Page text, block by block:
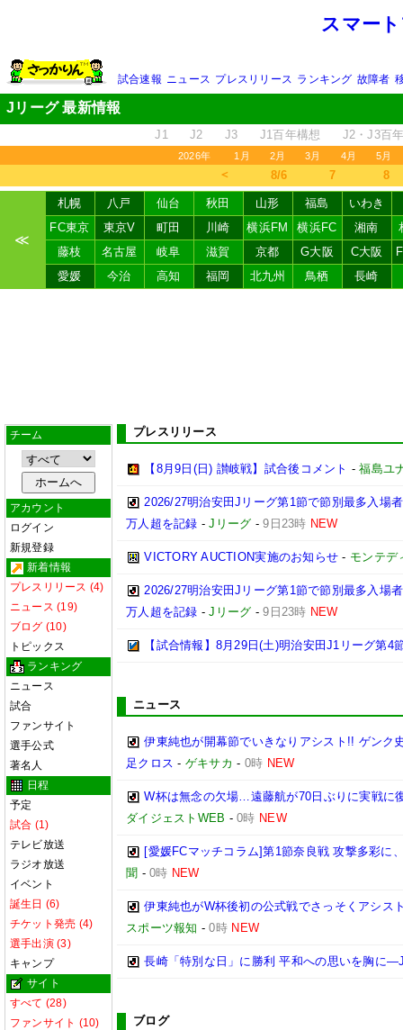
スマー
試合速報 ニュース プレスリリース ランキング 故障者
Jリーグ 最新情報
J1 J2 J3 J1百年構想 J2・J3百
2026年 1月 2月 3月 4月 5月
＜ 8/6 7 8
≪
札幌 八戸 仙台 秋田 山形 福島
いわき
FC東京
東京V 町田 川崎 横浜FM 横浜FC 湘南
藤枝
名古屋 岐阜 滋賀 京都 G大阪 C大阪
愛媛
今治 高知 福岡 北九州 鳥栖 長崎
チーム
アカウント
ログイン
新規登録
新着情報
プレスリリース (4)
ニュース (19)
ブログ (10)
トピックス
ランキング
ニュース
試合
ファンサイト
選手公式
著名人
日程
予定
試合 (1)
テレビ放送
ラジオ放送
イベント
誕生日 (6)
チケット発売 (4)
選手出演 (3)
キャンプ
サイト
すべて (28)
ファンサイト (10)
プレスリリース
【8月9日(日) 讃岐戦】試合後コメント -福島ユ
2026/27明治安田Jリーグ第1節で節別最多入場
万人超を記録 -Jリーグ -9日23時 NEW
VICTORY AUCTION実施のお知らせ - モンテデ
2026/27明治安田Jリーグ第1節で節別最多入場
万人超を記録 -Jリーグ -9日23時 NEW
【試合情報】8月29日(土)明治安田J1リーグ第4
ニュース
伊東純也が開幕節でいきなりアシスト!! ゲンク
足クロス - ゲキサカ - 0時 NEW
W杯は無念の欠場…遠藤航が70日ぶりに実戦に
ダイジェストWEB -0時 NEW
[愛媛FCマッチコラム]第1節奈良戦 攻撃多彩に
聞 -0時 NEW
伊東純也がW杯後初の公式戦でさっそくアシス
スポーツ報知 -0時 NEW
長崎「特別な日」に勝利 平和への思いを胸に
ブログ